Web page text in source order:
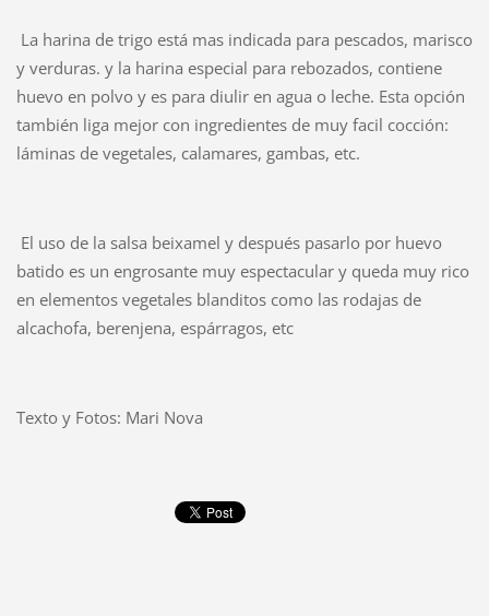
La harina de trigo está mas indicada para pescados, marisco
y verduras. y la harina especial para rebozados, contiene
huevo en polvo y es para diulir en agua o leche. Esta opción
también liga mejor con ingredientes de muy facil cocción:
láminas de vegetales, calamares, gambas, etc.
El uso de la salsa beixamel y después pasarlo por huevo
batido es un engrosante muy espectacular y queda muy rico
en elementos vegetales blanditos como las rodajas de
alcachofa, berenjena, espárragos, etc
Texto y Fotos: Mari Nova